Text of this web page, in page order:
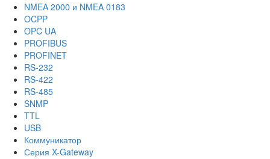
NMEA 2000 и NMEA 0183
OCPP
OPC UA
PROFIBUS
PROFINET
RS-232
RS-422
RS-485
SNMP
TTL
USB
Коммуникатор
Серия X-Gateway